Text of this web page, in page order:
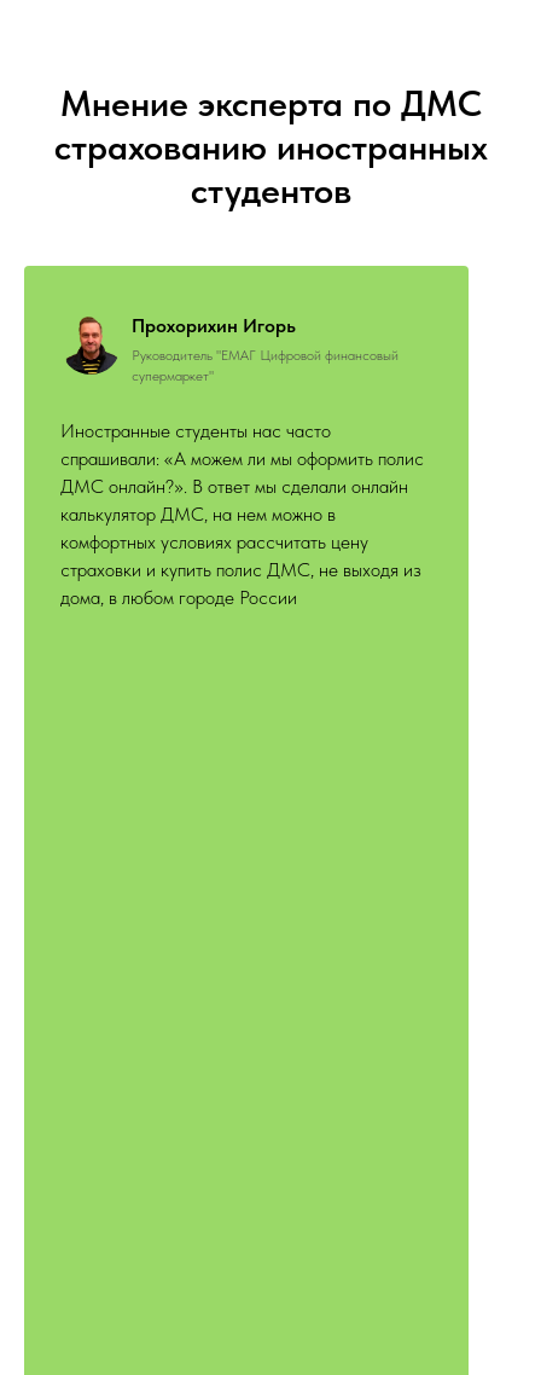
Мнение эксперта по ДМС
страхованию иностранных
студентов
Прохорихин Игорь
Руководитель "ЕМАГ Цифровой финансовый
супермаркет"
Иностранные студенты нас часто
спрашивали: «А можем ли мы оформить полис
ДМС онлайн?». В ответ мы сделали онлайн
калькулятор ДМС, на нем можно в
комфортных условиях рассчитать цену
страховки и купить полис ДМС, не выходя из
дома, в любом городе России